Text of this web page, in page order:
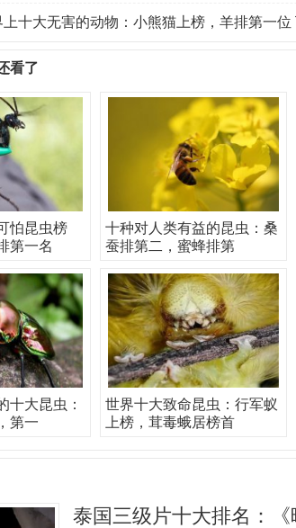
上十大无害的动物：小熊猫上榜，羊排第一位
看了
怕昆虫榜
第一名
十种对人类有益的昆虫：桑
蚕排第二，蜜蜂排第
十大昆虫：
第一
世界十大致命昆虫：行军蚁
上榜，茸毒蛾居榜首
泰国三级片十大排名：《